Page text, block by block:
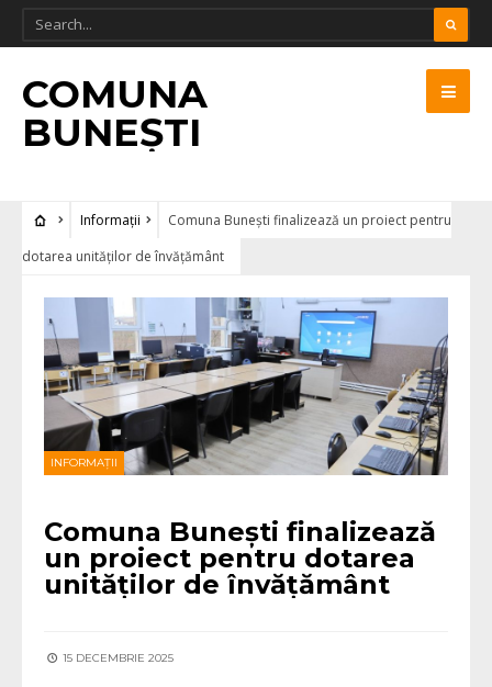
COMUNA
BUNEȘTI
Informații
Comuna Bunești finalizează un proiect pentru
dotarea unităților de învățământ
INFORMAȚII
Comuna Bunești finalizează
un proiect pentru dotarea
unităților de învățământ
15 DECEMBRIE 2025